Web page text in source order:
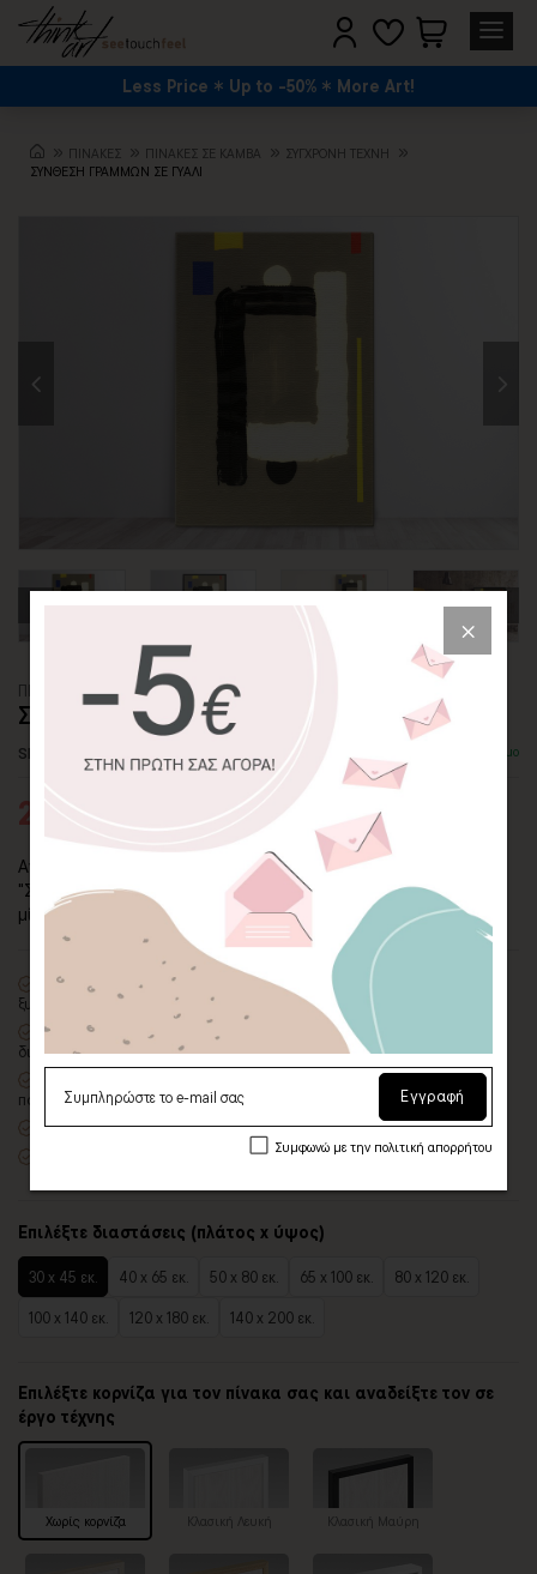
Less Price Up to -50% More Art!
ΠΙΝΑΚΕΣ ΠΙΝΑΚΕΣ ΣΕ ΚΑΜΒΑ
ΣΎΓΧΡΟΝΗ ΤΈΧΝΗ
ΣΥΝΘΕΣΗ ΓΡΑΜΜΩΝ ΣΕ ΓΥΑΛΙ
ΠΙΝΑΚΑΣ ΚΑΜΒΑΣ
ΣΥΝΘΕΣΗ ΓΡΑΜΜΩΝ ΣΕ ΓΥΑΛΙ
SKU: CVPS-107-P Διαθέσιμο
27,95€
Ανανεώστε τον χώρο σας με τον πίνακα μοντέρνας τέχνης
"Σύνθεση Γραμμών σε Γυαλί". Εντυπωσιακή και συγχρόνως
μίνιμαλ επιλογή για το σπίτι ή/και για το γραφείο σας!
100% πιστοποιημένος βαμβακερός καμβάς
ξυλείας
Οικολογική εκτύπωση
με μελάνια νερού latex, χωρίς χημικούς
διαλύτες και οσμές
ξύλινης διακοσμητικής κορνίζαςμε
πολλές επιλογές
Χειροποίητη κατασκευή, ένας – ένας πίνακας κατά παραγγελία
Έτοιμοι για τοποθέτηση – με κρυφό σύστημα στήριξης
Επιλέξτε διαστάσεις (πλάτος x ύψος)
30 x 45 εκ. 40 x 65 εκ. 50 x 80 εκ. 65 x 100 εκ.
80 x 120 εκ.
100 x 140 εκ.
120 x 180 εκ. 140 x 200 εκ.
Επιλέξτε κορνίζα για τον πίνακα σας και αναδείξτε τον σε
έργο τέχνης
Χωρίς κορνίζα Κλασική Λευκή Κλασική Μαύρη
Εγγραφή
Συμφωνώ με την πολιτική απορρήτου